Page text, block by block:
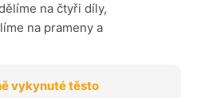
na čtyři díly,
na prameny a
vykynuté těsto